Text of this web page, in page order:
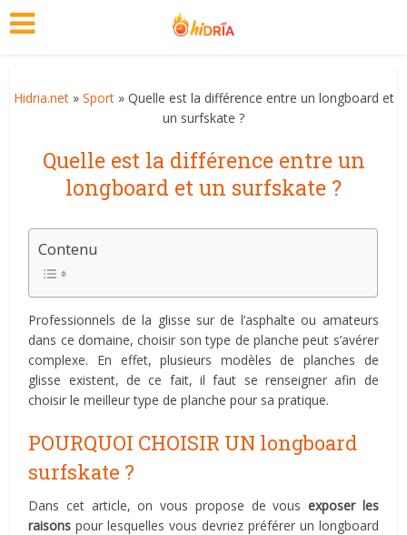
Hidria.net» Sport» Quelle est la différence entre un longboard et
un surfskate ?
Quelle est la différence entre un
longboard et un surfskate ?
Contenu
Professionnels de la glisse sur de l’asphalte ou amateurs
dans ce domaine, choisir son type de planche peut s’avérer
complexe. En effet, plusieurs modèles de planches de
glisse existent, de ce fait, il faut se renseigner afin de
choisir le meilleur type de planche pour sa pratique.
POURQUOI CHOISIR UN longboard
surfskate ?
Dans cet article, on vous propose de vous exposer les
raisons pour lesquelles vous devriez préférer un longboard